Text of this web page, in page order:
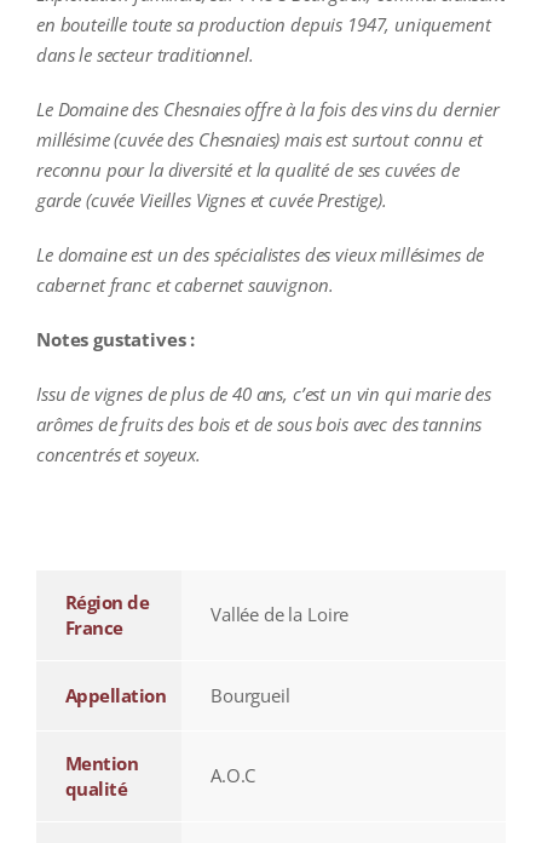
en bouteille toute sa production depuis 1947, uniquement
dans le secteur traditionnel.
Le Domaine des Chesnaies offre à la fois des vins du dernier
millésime (cuvée des Chesnaies) mais est surtout connu et
reconnu pour la diversité et la qualité de ses cuvées de
garde (cuvée Vieilles Vignes et cuvée Prestige).
Le domaine est un des spécialistes des vieux millésimes de
cabernet franc et cabernet sauvignon.
Notes gustatives :
Issu de vignes de plus de 40 ans, c’est un vin qui marie des
arômes de fruits des bois et de sous bois avec des tannins
concentrés et soyeux.
Région de
France
Vallée de la Loire
Appellation Bourgueil
Mention
qualité
A.O.C